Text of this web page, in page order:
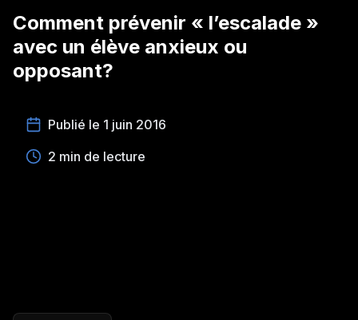
Comment prévenir « l’escalade »
avec un élève anxieux ou
opposant?
Publié le 1 juin 2016
2 min de lecture